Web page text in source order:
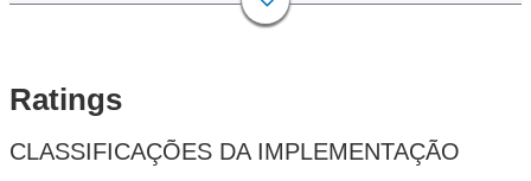
Ratings
CLASSIFICAÇÕES DA IMPLEMENTAÇÃO